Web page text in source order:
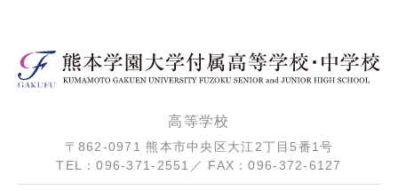
高等学校
〒862-0971 熊本市中央区大江2丁目5番1号
TEL：096-371-2551／ FAX：096-372-6127